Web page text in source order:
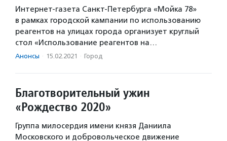
Интернет-газета Санкт-Петербурга «Мойка 78»
в рамках городской кампании по использованию
реагентов на улицах города организует круглый
стол «Использование реагентов на…
Анонсы · 15.02.2021 · Город
Благотворительный ужин
«Рождество 2020»
Группа милосердия имени князя Даниила
Московского и добровольческое движение